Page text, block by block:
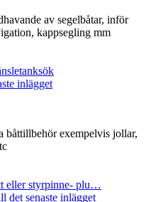
av segelbåtar, inför
kappsegling mm
inlägget
båttillbehör exempelvis jollar,
eller styrpinne- plu…
det senaste inlägget